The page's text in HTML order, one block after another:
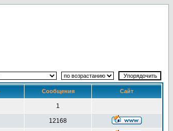
Сообщения Сайт
1
12168